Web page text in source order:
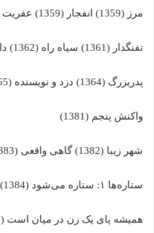
مرز (1359) انفجار (1359) عفریت (1361)
تفنگدار (1361) سیاه راه (1362) دادشاه (1362)
پدربزرگ (1364) دزد و نویسنده (1365)
واکنش پنجم (1381)
شهر زیبا (1382) گاهی واقعی (1383) ما همه خوبیم (1383)
ستاره‌ها ۱: ستاره می‌شود (1384) بچه‌های ابدی (1385)،
همیشه پای یک زن در میان است (1386)